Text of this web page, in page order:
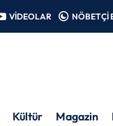
VİDEOLAR NÖBETÇİ
Kültür Magazin